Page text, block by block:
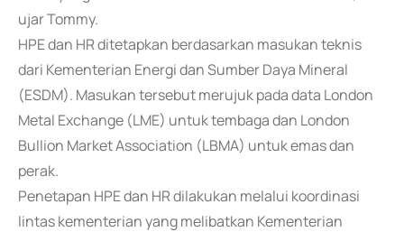
ujar Tommy.
HPE dan HR ditetapkan berdasarkan masukan teknis
dari Kementerian Energi dan Sumber Daya Mineral
(ESDM). Masukan tersebut merujuk pada data London
Metal Exchange (LME) untuk tembaga dan London
Bullion Market Association (LBMA) untuk emas dan
perak.
Penetapan HPE dan HR dilakukan melalui koordinasi
lintas kementerian yang melibatkan Kementerian